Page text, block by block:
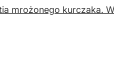
mrożonego kurczaka.